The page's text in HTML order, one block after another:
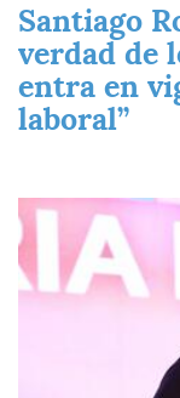
Santiago
verdad de
entra en
laboral”
Imagen